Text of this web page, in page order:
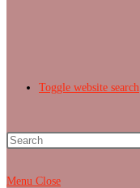
Toggle website search
Menu Close